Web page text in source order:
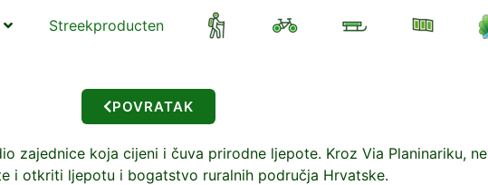
Streekproducten
POVRATAK
zajednice koja cijeni i čuva prirodne ljepote. Kroz Via Planinariku,
i otkriti ljepotu i bogatstvo ruralnih područja Hrvatske.